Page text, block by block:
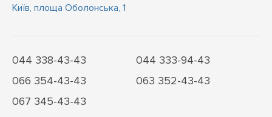
Київ, площа Оболонська, 1
044 338-43-43
044 333-94-43
066 354-43-43
063 352-43-43
067 345-43-43